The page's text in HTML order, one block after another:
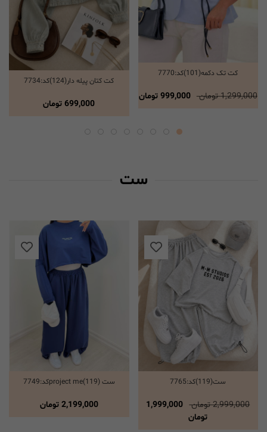
انتخاب گزینه ها
کت تک دکمه(101)کد:7770
1,299,000 تومان 999,000 تومان
انتخاب گزینه ها
کت کتان پیله دار(124)کد:7734
699,000 تومان
ست
انتخاب گزینه ها
ست(119)کد:7765
2,999,000 تومان
1,999,000
تومان
انتخاب گزینه ها ست project me(119)کد:7749
2,199,000 تومان